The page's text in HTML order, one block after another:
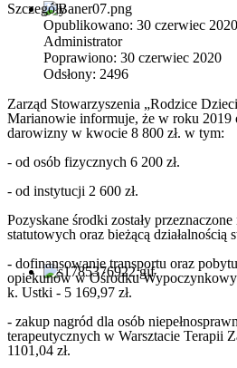
Szczegóły
Opublikowano: 30 czerwiec 2020
Administrator
Poprawiono: 30 czerwiec 2020
Odsłony: 2496
Zarząd Stowarzyszenia „Rodzice
Marianowie informuje, że w roku 2019
darowizny w kwocie 8 800 zł. w tym:
- od osób fizycznych 6 200 zł.
- od instytucji 2 600 zł.
Pozyskane środki zostały
statutowych oraz bieżącą działalnością
- dofinansowanie transportu oraz
opiekunów w Ośrodku
k. Ustki - 5 169,97 zł.
- zakup nagród dla osób
terapeutycznych w Warsztacie Terapii
1101,04 zł.